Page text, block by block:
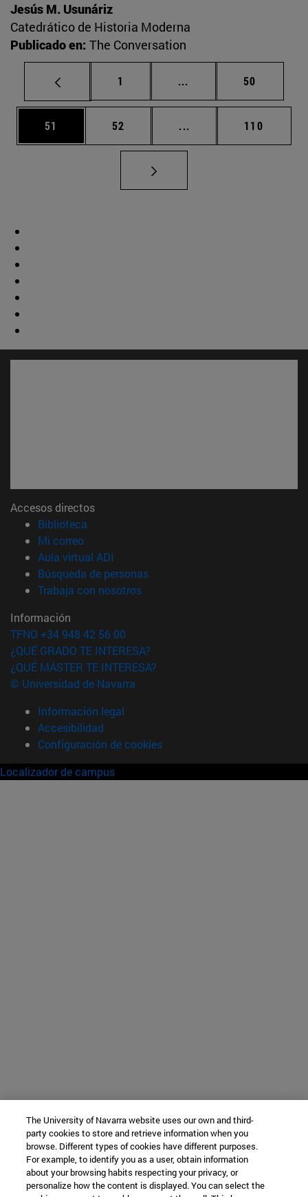
Jesús M. Usunáriz
Catedrático de Historia Moderna
Publicado en: The Conversation
Página
1 ... Páginas intermedias
Página
50
Página
51 Página
52 ... Páginas intermedias
Página
110
Accesos directos
Biblioteca
Mi correo(abre en nueva ventana)
Aula virtual ADI
Búsqueda de personas(abre en nueva ventana)
Trabaja con nosotros(abre en nueva ventana)
Información
TFNO +34 948 42 56 00
¿QUÉ GRADO TE INTERESA?
¿QUÉ MÁSTER TE INTERESA?
© Universidad de Navarra
Información legal
Accesibilidad
Configuración de cookies
Localizador de campus
The University of Navarra website uses our own and third-
party cookies to store and retrieve information when you
browse. Different types of cookies have different purposes.
For example, to identify you as a user, obtain information
about your browsing habits respecting your privacy, or
personalize how the content is displayed. You can select the